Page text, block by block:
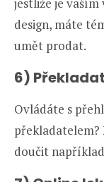
design, máte
umět prodat.
6)
Ovládáte s
překladatelem?
doučit